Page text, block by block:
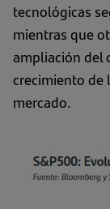
tecnológicas
mientras que
ampliación del
crecimiento de
mercado.